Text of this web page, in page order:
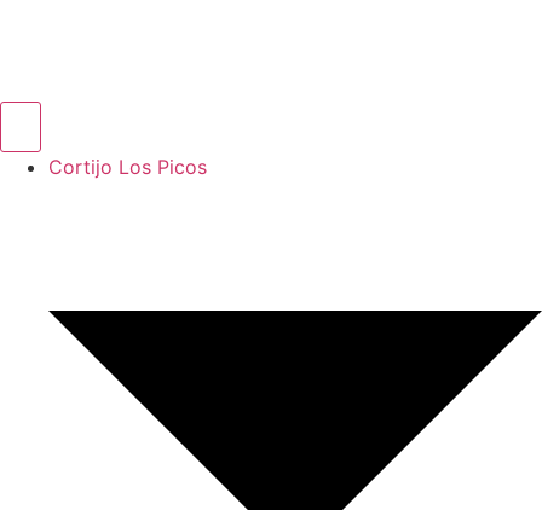
Cortijo Los Picos